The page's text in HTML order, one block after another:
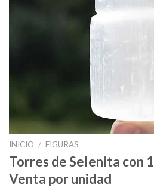
INICIO / FIGURAS
Torres de Selenita con
Venta por unidad